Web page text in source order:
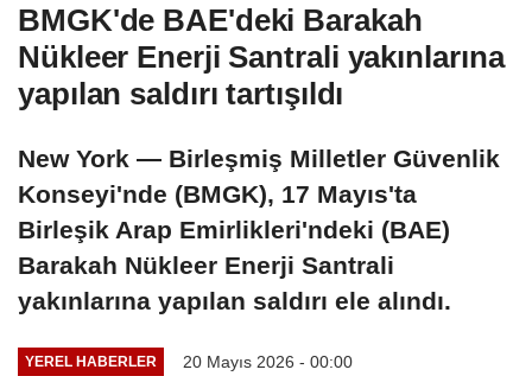
BMGK'de BAE'deki Barakah
Nükleer Enerji Santrali yakınlarına
yapılan saldırı tartışıldı
New York — Birleşmiş Milletler Güvenlik
Konseyi'nde (BMGK), 17 Mayıs'ta
Birleşik Arap Emirlikleri'ndeki (BAE)
Barakah Nükleer Enerji Santrali
yakınlarına yapılan saldırı ele alındı.
YEREL HABERLER 20 Mayıs 2026 - 00:00